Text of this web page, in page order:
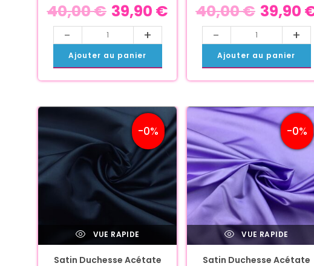
40,00€ 39,90 €
- +
Ajouter au panier
40,00€ 39,90
- +
Ajouter au panier
-0%
VUE RAPIDE
Satin Duchesse Acétate
-0%
VUE RAPIDE
Satin Duchesse Acétate